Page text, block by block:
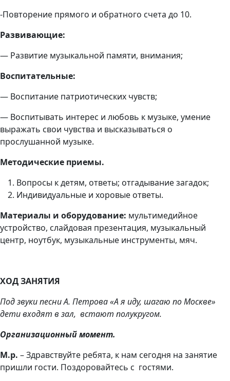
-Повторение прямого и обратного счета до 10.
Развивающие:
— Развитие музыкальной памяти, внимания;
Воспитательные:
— Воспитание патриотических чувств;
— Воспитывать интерес и любовь к музыке, умение
выражать свои чувства и высказываться о
прослушанной музыке.
Методические приемы.
Вопросы к детям, ответы; отгадывание загадок;
Индивидуальные и хоровые ответы.
Материалы и оборудование: мультимедийное
устройство, слайдовая презентация, музыкальный
центр, ноутбук, музыкальные инструменты, мяч.
ХОД ЗАНЯТИЯ
Под звуки песни А. Петрова «А я иду, шагаю по Москве»
дети входят в зал, встают полукругом.
Организационный момент.
М.р. – Здравствуйте ребята, к нам сегодня на занятие
пришли гости. Поздоровайтесь с гостями.